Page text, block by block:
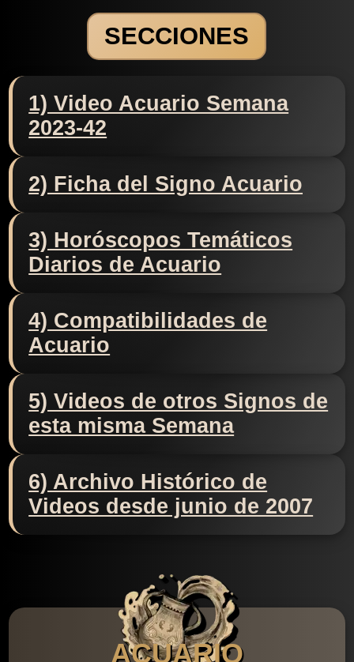
SECCIONES
1) Video Acuario Semana
2023-42
2) Ficha del Signo Acuario
3) Horóscopos Temáticos
Diarios de Acuario
4) Compatibilidades de
Acuario
5) Videos de otros Signos de
esta misma Semana
6) Archivo Histórico de
Videos desde junio de 2007
ACUARIO